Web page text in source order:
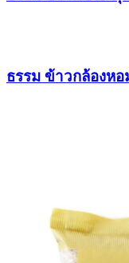
ธรรม ข้าวกล้องห